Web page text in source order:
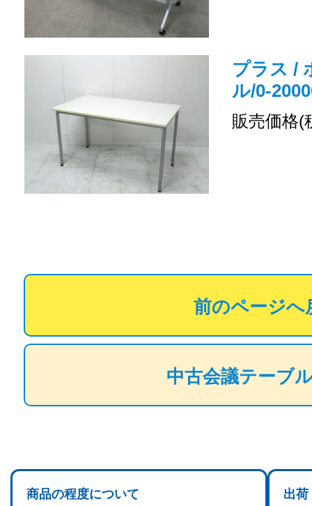
プラス /
ル/0-
販売価格(
前のページへ
中古会議テーブ
商品の程度について 出荷